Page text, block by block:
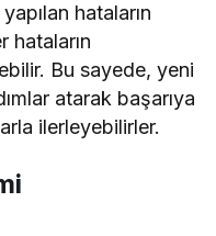
hataların
hataların
Bu sayede, yeni
atarak başarıya
ilerleyebilirler.